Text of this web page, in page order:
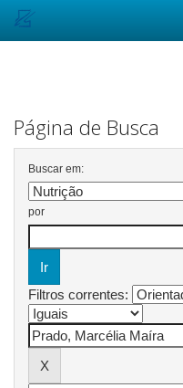
Página de Busca
Buscar em:
por
Filtros correntes: